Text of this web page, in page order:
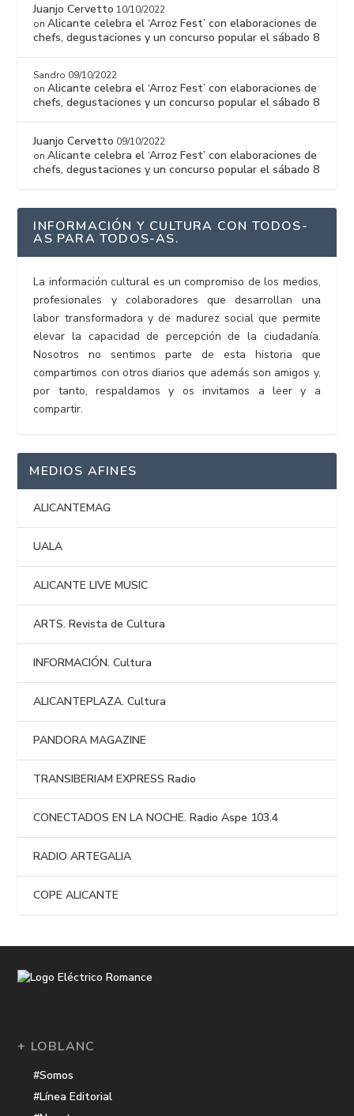
Juanjo Cervetto 10/10/2022
onAlicante celebra el ‘Arroz Fest’ con elaboraciones de
chefs, degustaciones y un concurso popular el sábado 8
Sandro 09/10/2022
onAlicante celebra el ‘Arroz Fest’ con elaboraciones de
chefs, degustaciones y un concurso popular el sábado 8
Juanjo Cervetto 09/10/2022
onAlicante celebra el ‘Arroz Fest’ con elaboraciones de
chefs, degustaciones y un concurso popular el sábado 8
INFORMACIÓN Y CULTURA CON TODOS-
AS PARA TODOS-AS.
La información cultural es un compromiso de los medios,
profesionales y colaboradores que desarrollan una
labor transformadora y de madurez social que permite
elevar la capacidad de percepción de la ciudadanía.
Nosotros no sentimos parte de esta historia que
compartimos con otros diarios que además son amigos y,
por tanto, respaldamos y os invitamos a leer y a
compartir.
MEDIOS AFINES
ALICANTEMAG
UALA
ALICANTE LIVE MUSIC
ARTS. Revista de Cultura
INFORMACIÓN. Cultura
ALICANTEPLAZA. Cultura
PANDORA MAGAZINE
TRANSIBERIAM EXPRESS Radio
CONECTADOS EN LA NOCHE. Radio Aspe 103.4
RADIO ARTEGALIA
COPE ALICANTE
+ LOBLANC
#Somos
#Línea Editorial